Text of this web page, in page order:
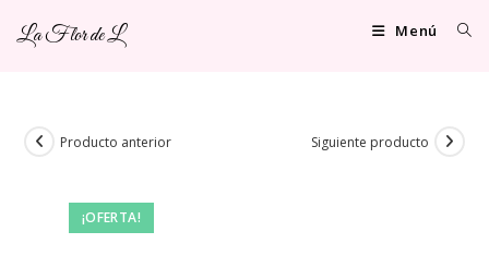
La Flor de L Menú
¡OFERTA!
Producto anterior Siguiente producto